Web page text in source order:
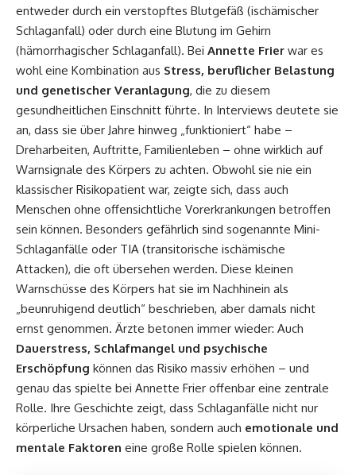
entweder durch ein verstopftes Blutgefäß (ischämischer
Schlaganfall) oder durch eine Blutung im Gehirn
(hämorrhagischer Schlaganfall). Bei Annette Frier war es
wohl eine Kombination aus Stress, beruflicher Belastung
und genetischer Veranlagung, die zu diesem
gesundheitlichen Einschnitt führte. In Interviews deutete sie
an, dass sie über Jahre hinweg „funktioniert“ habe –
Dreharbeiten, Auftritte, Familienleben – ohne wirklich auf
Warnsignale des Körpers zu achten. Obwohl sie nie ein
klassischer Risikopatient war, zeigte sich, dass auch
Menschen ohne offensichtliche Vorerkrankungen betroffen
sein können. Besonders gefährlich sind sogenannte Mini-
Schlaganfälle oder TIA (transitorische ischämische
Attacken), die oft übersehen werden. Diese kleinen
Warnschüsse des Körpers hat sie im Nachhinein als
„beunruhigend deutlich“ beschrieben, aber damals nicht
ernst genommen. Ärzte betonen immer wieder: Auch
Dauerstress, Schlafmangel und psychische
Erschöpfung können das Risiko massiv erhöhen – und
genau das spielte bei Annette Frier offenbar eine zentrale
Rolle. Ihre Geschichte zeigt, dass Schlaganfälle nicht nur
körperliche Ursachen haben, sondern auch emotionale und
mentale Faktoren eine große Rolle spielen können.